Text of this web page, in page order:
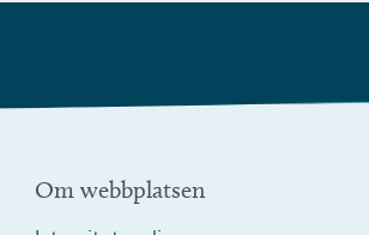
Om webbplatsen